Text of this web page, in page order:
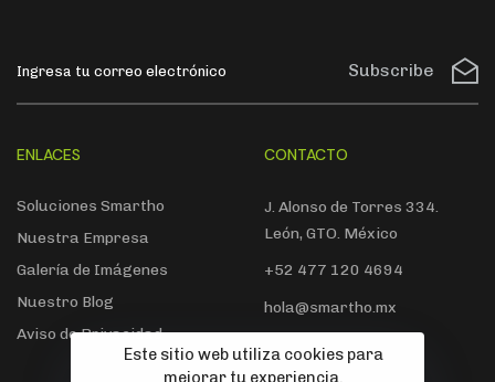
Subscribe
ENLACES
Soluciones Smartho
Nuestra Empresa
Galería de Imágenes
Nuestro Blog
Aviso de Privacidad
CONTACTO
J. Alonso de Torres 334.
León, GTO. México
+52 477 120 4694
hola@smartho.mx
Este sitio web utiliza cookies para
mejorar tu experiencia.